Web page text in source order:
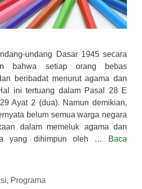
undang Dasar 1945 secara
bahwa setiap orang bebas
beribadat menurut agama dan
ini tertuang dalam Pasal 28 E
Ayat 2 (dua). Namun demikian,
belum semua warga negara
dalam memeluk agama dan
yang dihimpun oleh …
Baca
, Programa